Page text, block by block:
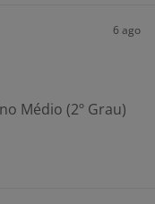
6 ago
Médio (2º Grau)